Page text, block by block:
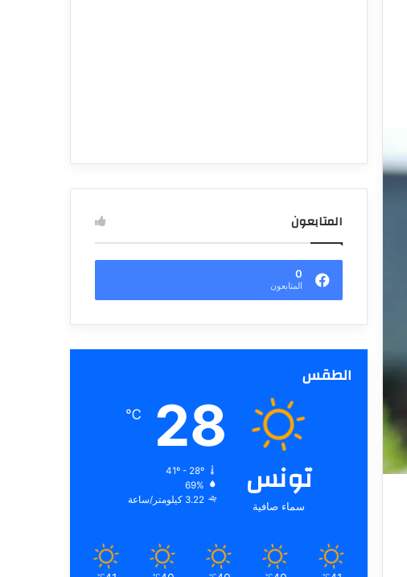
المتابعون
0
المتابعون
الطقس
تونس
سماء صافية
28
℃
41º - 28º
69%
3.22 كيلومتر/ساعة